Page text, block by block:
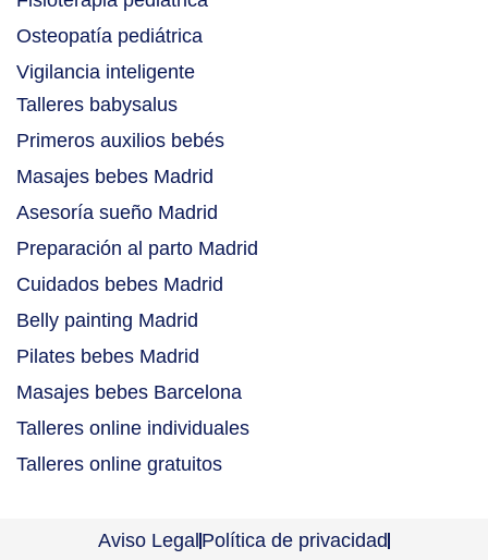
Osteopatía pediátrica
Vigilancia inteligente
Talleres babysalus
Primeros auxilios bebés
Masajes bebes Madrid
Asesoría sueño Madrid
Preparación al parto Madrid
Cuidados bebes Madrid
Belly painting Madrid
Pilates bebes Madrid
Masajes bebes Barcelona
Talleres online individuales
Talleres online gratuitos
Aviso Legal Política de privacidad